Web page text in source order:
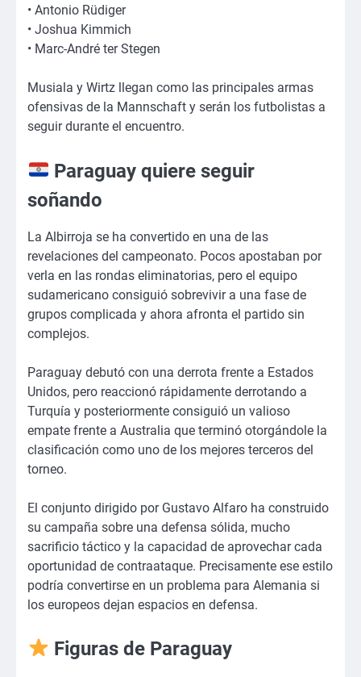
• Antonio Rüdiger
• Joshua Kimmich
• Marc-André ter Stegen
Musiala y Wirtz llegan como las principales armas
ofensivas de la Mannschaft y serán los futbolistas a
seguir durante el encuentro.
Paraguay quiere seguir
soñando
La Albirroja se ha convertido en una de las
revelaciones del campeonato. Pocos apostaban por
verla en las rondas eliminatorias, pero el equipo
sudamericano consiguió sobrevivir a una fase de
grupos complicada y ahora afronta el partido sin
complejos.
Paraguay debutó con una derrota frente a Estados
Unidos, pero reaccionó rápidamente derrotando a
Turquía y posteriormente consiguió un valioso
empate frente a Australia que terminó otorgándole la
clasificación como uno de los mejores terceros del
torneo.
El conjunto dirigido por Gustavo Alfaro ha construido
su campaña sobre una defensa sólida, mucho
sacrificio táctico y la capacidad de aprovechar cada
oportunidad de contraataque. Precisamente ese estilo
podría convertirse en un problema para Alemania si
los europeos dejan espacios en defensa.
Figuras de Paraguay